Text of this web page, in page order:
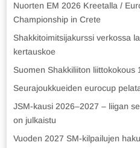
Nuorten EM 2026 Kreetalla /
Championship in Crete
Shakkitoimitsijakurssi verkossa
kertauskoe
Suomen Shakkiliiton liittokokous
Seurajoukkueiden eurocup
JSM-kausi 2026–2027 – liigan
on julkaistu
Vuoden 2027 SM-kilpailujen